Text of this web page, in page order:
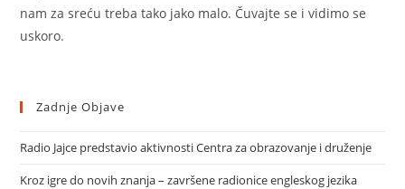
nam za sreću treba tako jako malo. Čuvajte se i vidimo se
uskoro.
Zadnje Objave
Radio Jajce predstavio aktivnosti Centra za obrazovanje i druženje
Kroz igre do novih znanja – završene radionice engleskog jezika